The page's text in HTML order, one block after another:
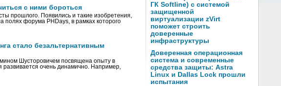
с ними бороться
прошлого. Появились и такие изобретения,
полях форума PHDays, в рамках которого
стало безальтернативным
Шусторовичем посвящена опыту в
развивается очень динамично. Например,
ГК Softline) с системой
защищенной
виртуализации zVirt
поможет строить
доверенные
инфраструктуры
Доверенная операционная
система и современные
средства защиты: Astra
Linux и Dallas Lock прошли
испытания